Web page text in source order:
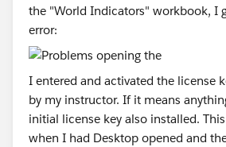
the "World Indicators" workbook, I
error:
I entered and activated the license
by my instructor. If it means
initial license key also installed.
when I had Desktop opened and